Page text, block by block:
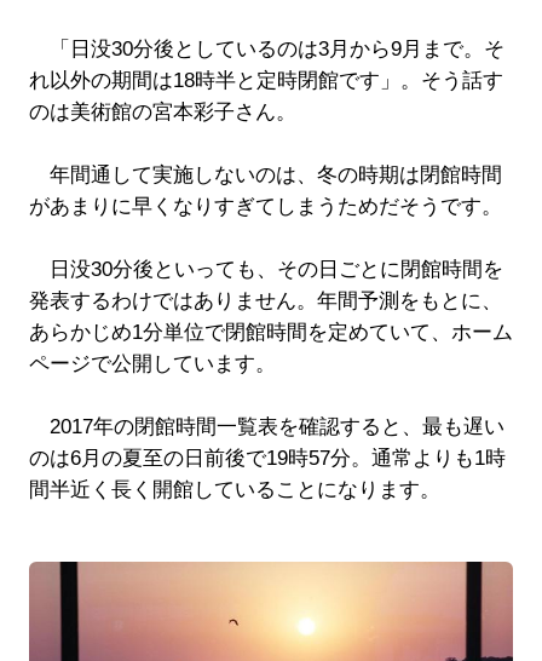
「日没30分後としているのは3月から9月まで。そ
れ以外の期間は18時半と定時閉館です」。そう話す
のは美術館の宮本彩子さん。
年間通して実施しないのは、冬の時期は閉館時間
があまりに早くなりすぎてしまうためだそうです。
日没30分後といっても、その日ごとに閉館時間を
発表するわけではありません。年間予測をもとに、
あらかじめ1分単位で閉館時間を定めていて、ホーム
ページで公開しています。
2017年の閉館時間一覧表を確認すると、最も遅い
のは6月の夏至の日前後で19時57分。通常よりも1時
間半近く長く開館していることになります。